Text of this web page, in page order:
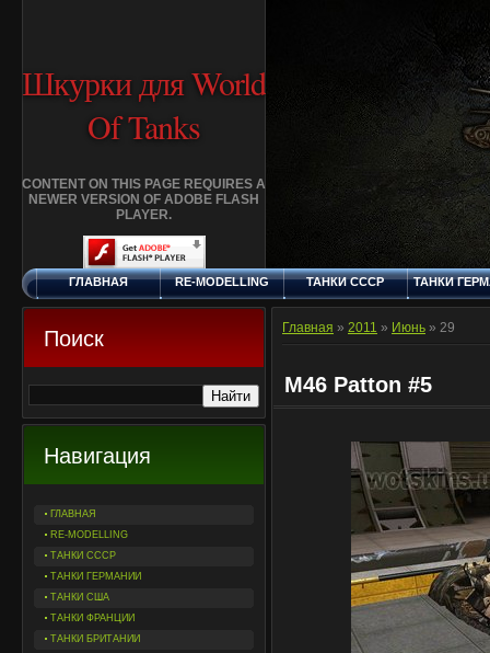
Шкурки для World
Of Tanks
CONTENT ON THIS PAGE REQUIRES A
NEWER VERSION OF ADOBE FLASH
PLAYER.
СУББОТА, 8.8.2026
ГЛАВНАЯ RE-MODELLING ТАНКИ СССР ТАНКИ
ДОБАВИТЬ
КЛАНЫ FAQ
Поиск
Навигация
ГЛАВНАЯ
RE-MODELLING
ТАНКИ СССР
ТАНКИ ГЕРМАНИИ
ТАНКИ США
ТАНКИ ФРАНЦИИ
ТАНКИ БРИТАНИИ
Главная » 2011 » Июнь » 29
M46 Patton #5